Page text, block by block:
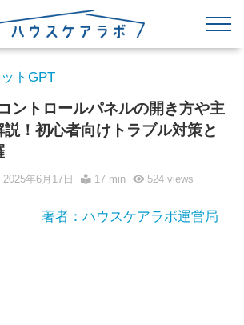
トGPT
ントロールパネルの開き方や主
！初心者向けトラブル対策と
2025年6月17日 17 min 524views
著者：ハウスケアラボ運営局